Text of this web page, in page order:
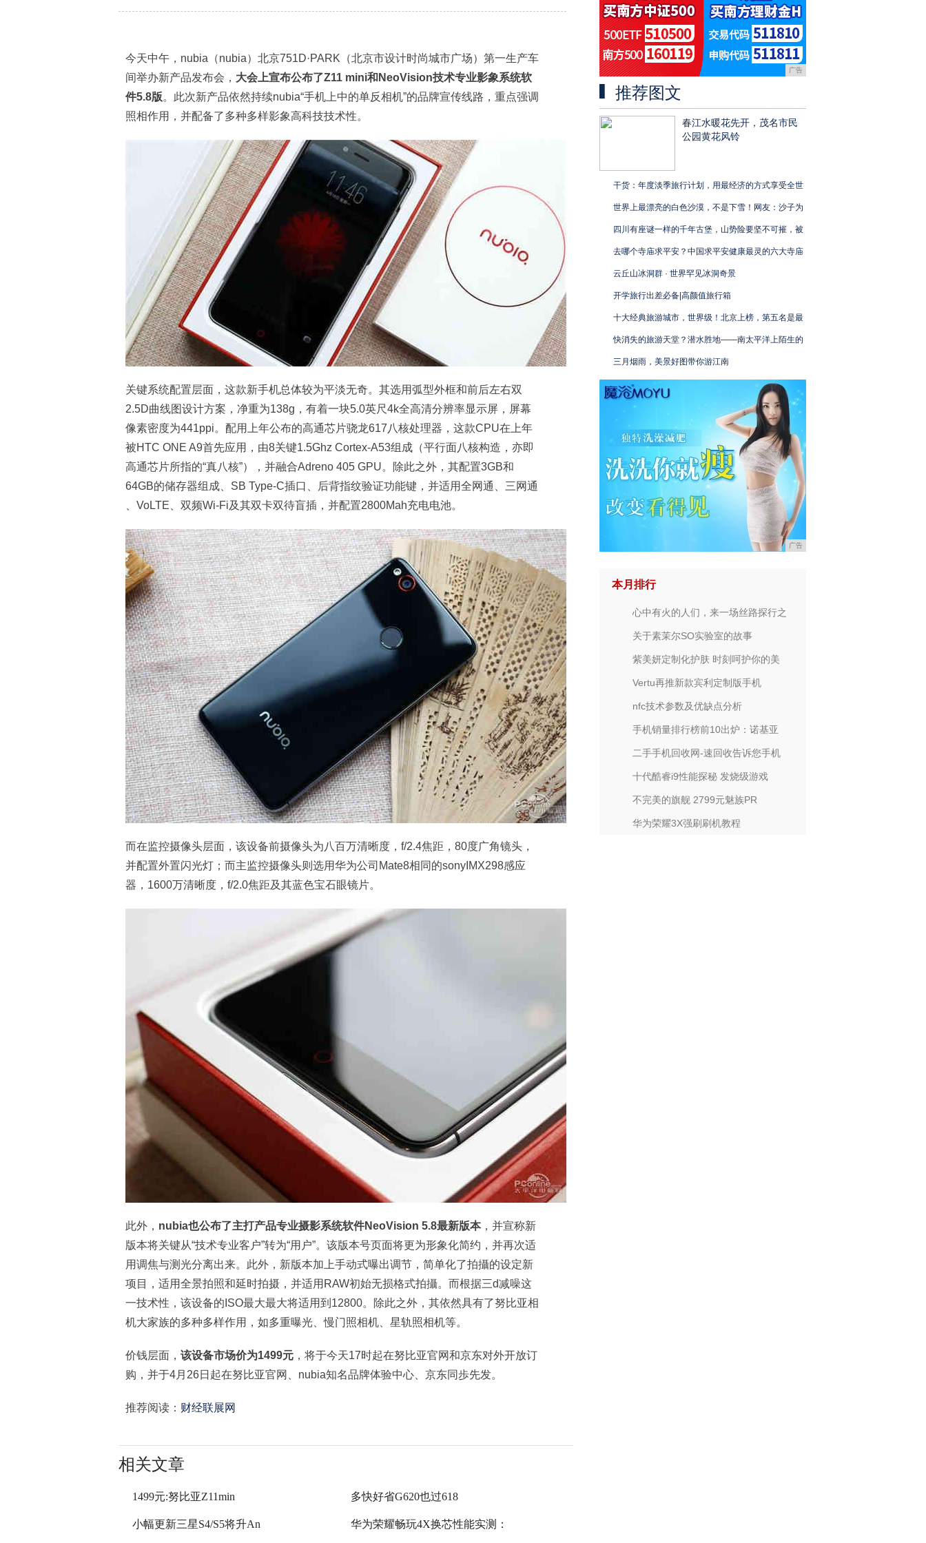
今天中午，nubia（nubia）北京751D·PARK（北京市设计时尚城市广场）第一生产车
间举办新产品发布会， 大会上宣布公布了Z11 mini和NeoVision技术专业影象系统软
件5.8版。此次新产品依然持续nubia“手机上中的单反相机”的品牌宣传线路，重点强调
照相作用，并配备了多种多样影象高科技技术性。
关键系统配置层面，这款新手机总体较为平淡无奇。其选用弧型外框和前后左右双
2.5D曲线图设计方案，净重为138g，有着一块5.0英尺4k全高清分辨率显示屏，屏幕
像素密度为441ppi。配用上年公布的高通芯片骁龙617八核处理器，这款CPU在上年
被HTC ONE A9首先应用，由8关键1.5Ghz Cortex-A53组成（平行面八核构造，亦即
高通芯片所指的“真八核”），并融合Adreno 405 GPU。除此之外，其配置3GB和
64GB的储存器组成、SB Type-C插口、后背指纹验证功能键，并适用全网通、三网通
、VoLTE、双频Wi-Fi及其双卡双待盲插，并配置2800Mah充电电池。
而在监控摄像头层面，该设备前摄像头为八百万清晰度，f/2.4焦距，80度广角镜头，
并配置外置闪光灯；而主监控摄像头则选用华为公司Mate8相同的sonyIMX298感应
器，1600万清晰度，f/2.0焦距及其蓝色宝石眼镜片。
此外， nubia也公布了主打产品专业摄影系统软件NeoVision 5.8最新版本，并宣称新
版本将关键从“技术专业客户”转为“用户”。该版本号页面将更为形象化简约，并再次适
用调焦与测光分离出来。此外，新版本加上手动式曝出调节，简单化了拍攝的设定新
项目，适用全景拍照和延时拍摄，并适用RAW初始无损格式拍攝。而根据三d减噪这
一技术性，该设备的ISO最大最大将适用到12800。除此之外，其依然具有了努比亚相
机大家族的多种多样作用，如多重曝光、慢门照相机、星轨照相机等。
价钱层面， 该设备市场价为1499元 ，将于今天17时起在努比亚官网和京东对外开放订
购，并于4月26日起在努比亚官网、nubia知名品牌体验中心、京东同歩先发。
推荐阅读： 财经联展网
相关文章
1499元:努比亚Z11min 多快好省G620也过618
小幅更新三星S4/S5将升An 华为荣耀畅玩4X换芯性能实测：
广告
推荐图文
春江水暖花先开，茂名市民
公园黄花风铃
干货：年度淡季旅行计划，用最经济的方式享受全世
世界上最漂亮的白色沙漠，不是下雪！网友：沙子为
四川有座谜一样的千年古堡，山势险要坚不可摧，被
去哪个寺庙求平安？中国求平安健康最灵的六大寺庙
云丘山冰洞群 · 世界罕见冰洞奇景
开学旅行出差必备|高颜值旅行箱
十大经典旅游城市，世界级！北京上榜，第五名是最
快消失的旅游天堂？潜水胜地——南太平洋上陌生的
三月烟雨，美景好图带你游江南
广告
本月排行
心中有火的人们，来一场丝路探行之
关于素茉尔SO实验室的故事
紫美妍定制化护肤 时刻呵护你的美
Vertu再推新款宾利定制版手机
nfc技术参数及优缺点分析
手机销量排行榜前10出炉：诺基亚
二手手机回收网-速回收告诉您手机
十代酷睿i9性能探秘 发烧级游戏
不完美的旗舰 2799元魅族PR
华为荣耀3X强刷刷机教程